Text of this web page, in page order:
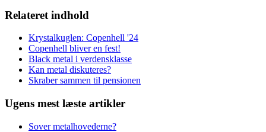
Relateret indhold
Krystalkuglen: Copenhell '24
Copenhell bliver en fest!
Black metal i verdensklasse
Kan metal diskuteres?
Skraber sammen til pensionen
Ugens mest læste artikler
Sover metalhovederne?